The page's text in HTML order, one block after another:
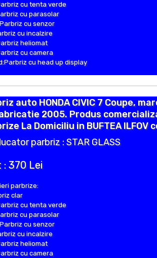
cu tenta verde
cu parasolar
cu senzor
cu incalzire
heliomat
cu camera
cu head up display
auto HONDA CIVIC 7 Coupe,
2005. Produs
La Domiciliu in BUFTEA ILFOV
parbriz : STAR GLASS
: 370 Lei
parbrize:
clar
cu tenta verde
cu parasolar
cu senzor
cu incalzire
heliomat
cu camera